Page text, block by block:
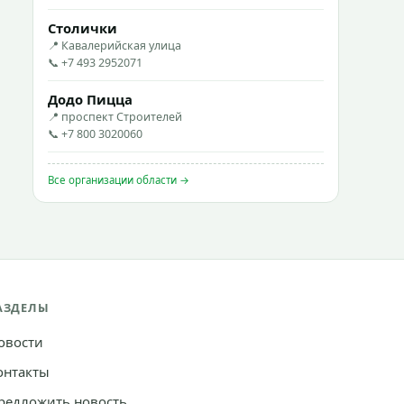
Столички
📍 Кавалерийская улица
📞 +7 493 2952071
Додо Пицца
📍 проспект Строителей
📞 +7 800 3020060
Все организации области →